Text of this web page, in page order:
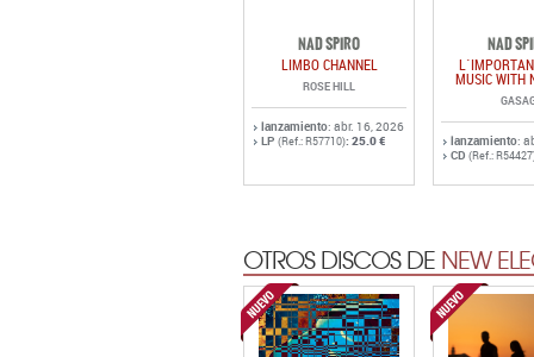
NAD SPIRO
LIMBO CHANNEL
ROSE HILL
lanzamiento: abr. 16, 2026
LP (Ref.: R57710): 25.0 €
NAD
MUSIC WITH
lanzamiento:
CD (Ref.:
OTROS DISCOS DE NEW